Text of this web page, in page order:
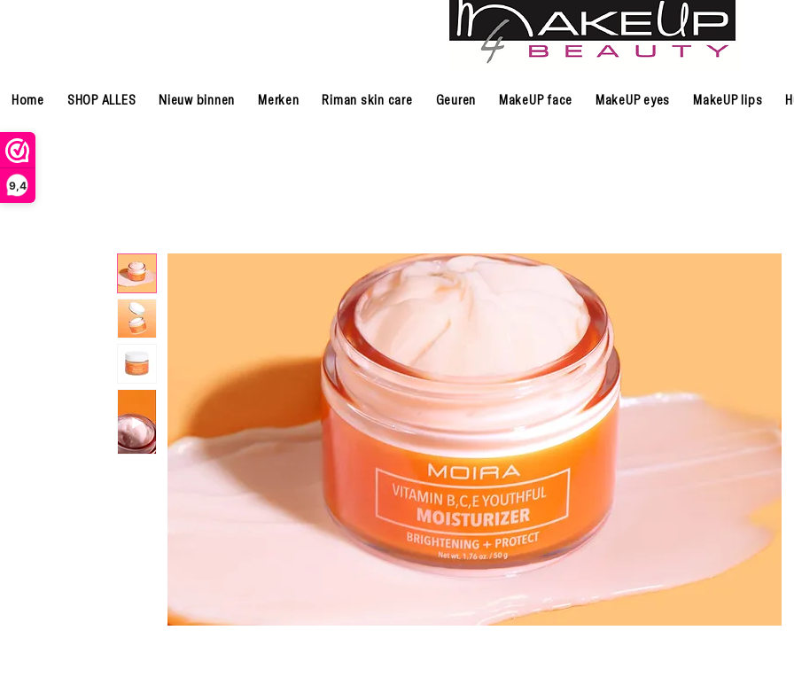
9,4
Home SHOP ALLES Nieuw binnen Merken Riman skin care Geuren MakeUP face MakeUP eyes MakeUP lips